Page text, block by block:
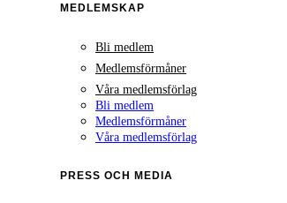
MEDLEMSKAP
Bli medlem
Medlemsförmåner
Våra medlemsförlag
Bli medlem
Medlemsförmåner
Våra medlemsförlag
PRESS OCH MEDIA